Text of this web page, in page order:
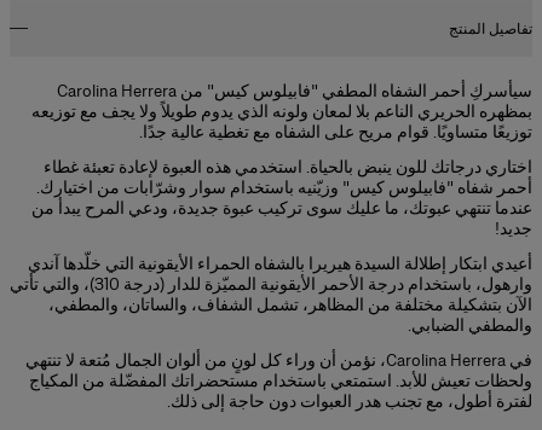
تفاصيل المنتج
سيأسركِ أحمر الشفاه المطفي "فابيلوس كيس" من Carolina Herrera
بمظهره الحريري الناعم بلا لمعان ولونه الذي يدوم طويلاً ولا يجف مع توزيعه
توزيعًا متساويًا. قوام مريح على الشفاه مع تغطية عالية جدًا.
اختاري درجاتك للون ينبض بالحياة. استخدمي هذه العبوة لإعادة تعبئة غطاء
أحمر شفاه "فابيلوس كيس" وزيّنيه باستخدام سوار وشرّابات من اختيارك.
عندما تنتهي عبوتك، ما عليك سوى تركيب عبوة جديدة، ودعي المرح يبدأ من
جديد!
أعيدي ابتكار إطلالة السيدة هيريرا بالشفاه الحمراء الأيقونية التي خلّدها آندي
وارهول، باستخدام درجة الأحمر الأيقونية المميّزة للدار (درجة 310)، والتي تأتي
الآن بتشكيلة مختلفة من المظاهر، تشمل الشفاف، والساتان، والمطفي،
والمطفي الضبابي.
في Carolina Herrera، نؤمن أن وراء كل لونٍ من ألوان الجمال مُتعة لا تنتهي
ولحظات تعيش للأبد. استمتعي باستخدام مستحضراتك المفضّلة من المكياج
لفترة أطول، مع تجنب هدر العبوات دون حاجة إلى ذلك.